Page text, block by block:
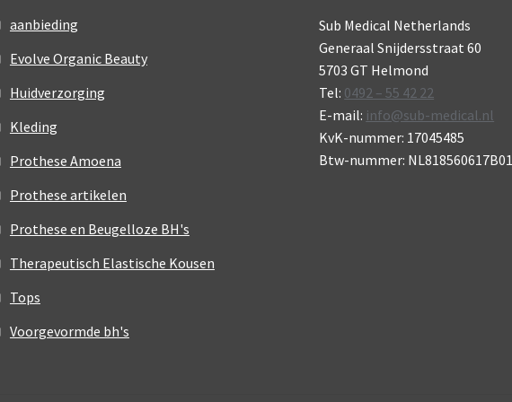
productpagina
productpagina
aanbieding
Evolve Organic Beauty
Huidverzorging
Kleding
Prothese Amoena
Prothese artikelen
Prothese en Beugelloze BH's
Therapeutisch Elastische Kousen
Tops
Voorgevormde bh's
Sub Medical Netherlands
Generaal Snijdersstraat 60
5703 GT Helmond
Tel: 0492 – 55 42 22
E-mail: info@sub-medical.nl
KvK-nummer: 17045485
Btw-nummer: NL818560617B01